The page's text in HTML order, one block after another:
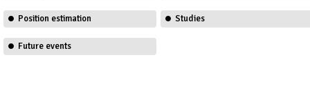
Position estimation Studies
Future events